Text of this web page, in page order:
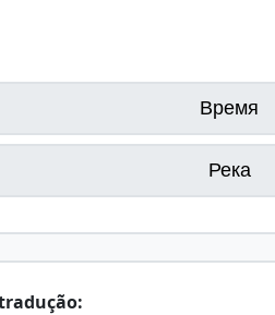
Время
Река